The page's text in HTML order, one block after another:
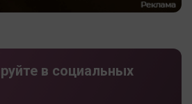
в социальных